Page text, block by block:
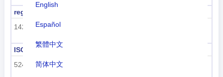
English
Español
繁體中文
简体中文
regioncode
142
ISO 3166-1 numerisch
524